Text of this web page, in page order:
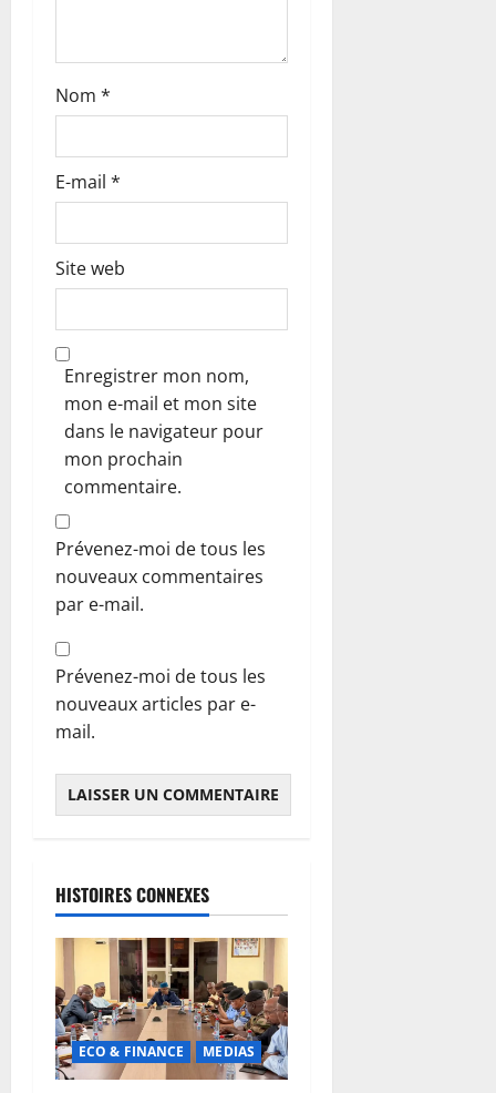
c
l
e
Nom *
E-mail *
Site web
Enregistrer mon nom,
mon e-mail et mon site
dans le navigateur pour
mon prochain
commentaire.
Prévenez-moi de tous les
nouveaux commentaires
par e-mail.
Prévenez-moi de tous les
nouveaux articles par e-
mail.
HISTOIRES CONNEXES
ECO & FINANCE MEDIAS